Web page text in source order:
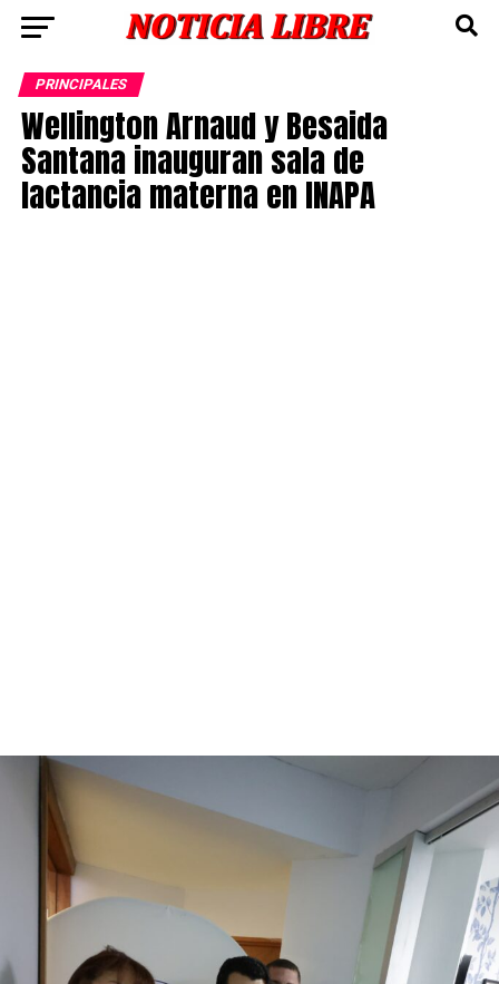
PRINCIPALES
Wellington Arnaud y Besaida
Santana inauguran sala de
lactancia materna en INAPA